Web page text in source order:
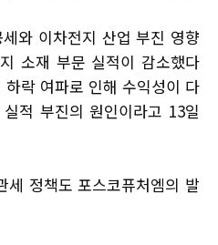
와 이차전지 산업 부진 영향
소재 부문 실적이 감소했다
락 여파로 인해 수익성이 다
적 부진의 원인이라고 13일
세 정책도 포스코퓨처엠의 발